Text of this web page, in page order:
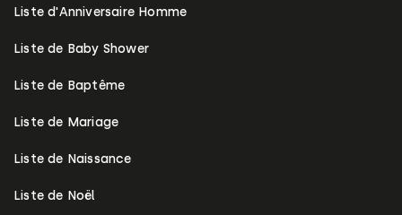
Liste d'Anniversaire Homme
Liste de Baby Shower
Liste de Baptême
Liste de Mariage
Liste de Naissance
Liste de Noël